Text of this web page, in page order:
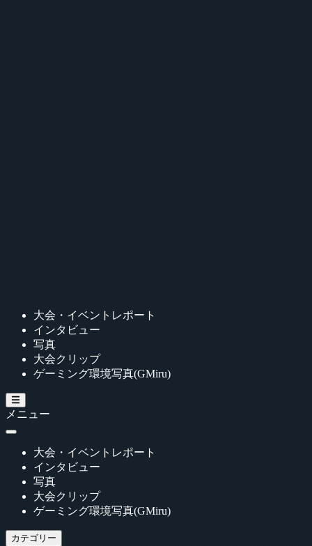
大会・イベントレポート
インタビュー
写真
大会クリップ
ゲーミング環境写真(GMiru)
メニュー
大会・イベントレポート
インタビュー
写真
大会クリップ
ゲーミング環境写真(GMiru)
カテゴリー